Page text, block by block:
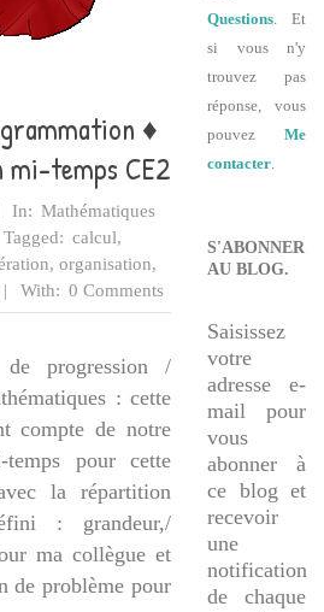
♦
mi-temps CE2
In: Mathématiques
Tagged: calcul,
, organisation,
With: 0 Comments
progression /
: cette
compte de notre
pour cette
la répartition
: grandeur,/
ma collègue et
de problème pour
Questions . Et
si vous n'y
trouvez pas
réponse, vous
pouvez Me
contacter
S'ABONNER
AU BLOG.
Saisissez
votre
adresse e-
mail pour
vous
abonner à
ce blog et
recevoir
une
notification
de chaque